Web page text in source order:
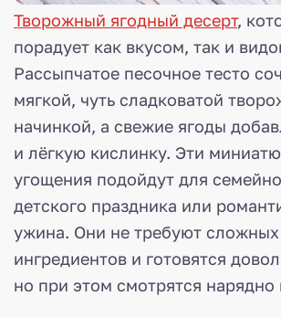
Творожный ягодный десерт,
порадует как вкусом, так и
Рассыпчатое песочное тесто
мягкой, чуть сладковатой
начинкой, а свежие ягоды
и лёгкую кислинку. Эти
угощения подойдут для
детского праздника или
ужина. Они не требуют сложных
ингредиентов и готовятся
но при этом смотрятся нарядно